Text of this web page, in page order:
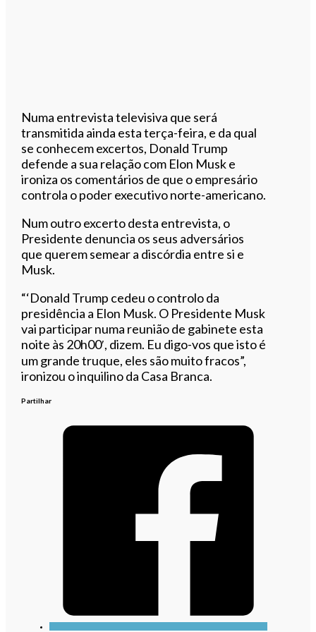
Numa entrevista televisiva que será
transmitida ainda esta terça-feira, e da qual
se conhecem excertos, Donald Trump
defende a sua relação com Elon Musk e
ironiza os comentários de que o empresário
controla o poder executivo norte-americano.
Num outro excerto desta entrevista, o
Presidente denuncia os seus adversários
que querem semear a discórdia entre si e
Musk.
“‘Donald Trump cedeu o controlo da
presidência a Elon Musk. O Presidente Musk
vai participar numa reunião de gabinete esta
noite às 20h00′, dizem. Eu digo-vos que isto é
um grande truque, eles são muito fracos”,
ironizou o inquilino da Casa Branca.
Partilhar